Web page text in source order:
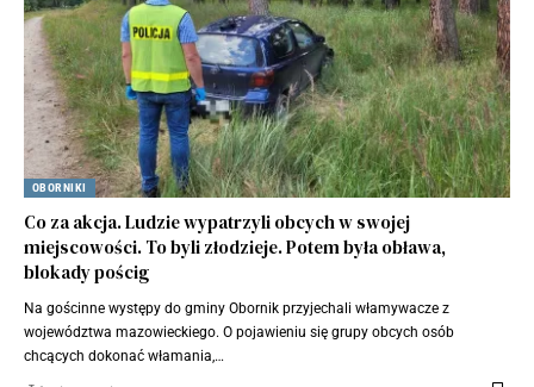
OBORNIKI
Co za akcja. Ludzie wypatrzyli obcych w swojej
miejscowości. To byli złodzieje. Potem była obława,
blokady pościg
Na gościnne występy do gminy Obornik przyjechali włamywacze z
województwa mazowieckiego. O pojawieniu się grupy obcych osób
chcących dokonać włamania,…